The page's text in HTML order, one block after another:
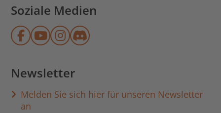
Soziale Medien
Münchner Stadtbibliothek auf
Münchner Stadtbibliothek auf
Münchner Stadtbibliothek
Münchner
Newsletter
Melden Sie sich hier für unseren Newsletter
an